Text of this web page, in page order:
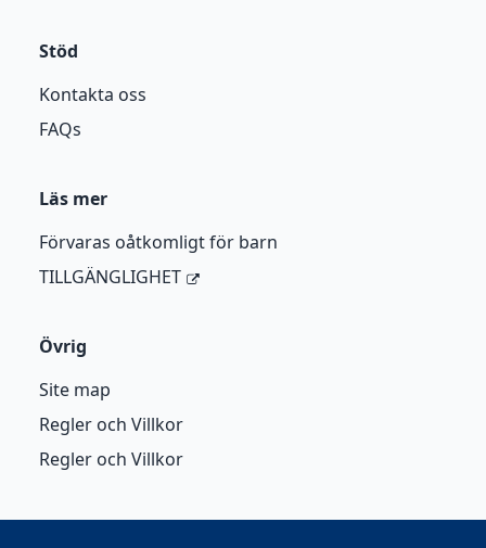
Stöd
Kontakta oss
FAQs
Läs mer
Förvaras oåtkomligt för barn
TILLGÄNGLIGHET
Övrig
Site map
Regler och Villkor
Regler och Villkor